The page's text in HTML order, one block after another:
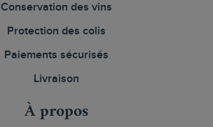
Conservation des vins
Protection des colis
Paiements sécurisés
Livraison
À propos